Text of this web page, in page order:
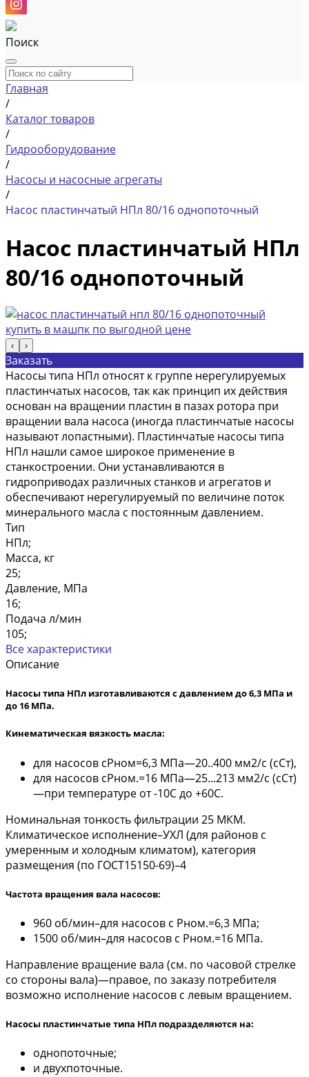
Поиск
Главная
/
Каталог товаров
/
Гидрооборудование
/
Насосы и насосные агрегаты
/
Насос пластинчатый НПл 80/16 однопоточный
Насос пластинчатый НПл
80/16 однопоточный
‹ ›
Заказать
Насосы типа НПл относят к группе нерегулируемых
пластинчатых насосов, так как принцип их действия
основан на вращении пластин в пазах ротора при
вращении вала насоса (иногда пластинчатые насосы
называют лопастными). Пластинчатые насосы типа
НПл нашли самое широкое применение в
станкостроении. Они устанавливаются в
гидроприводах различных станков и агрегатов и
обеспечивают нерегулируемый по величине поток
минерального масла с постоянным давлением.
Тип
НПл;
Масса, кг
25;
Давление, МПа
16;
Подача л/мин
105;
Все характеристики
Описание
Насосы типа НПл изготавливаются с давлением до 6,3 МПа и
до 16 МПа.
Кинематическая вязкость масла:
для насосов сРном=6,3 МПа—20..400 мм2/с (сСт),
для насосов сРном.=16 МПа—25...213 мм2/с (сСт)
—при температуре от -10С до +60С.
Номинальная тонкость фильтрации 25 МКМ.
Климатическое исполнение–УХЛ (для районов с
умеренным и холодным климатом), категория
размещения (по ГОСТ15150-69)–4
Частота вращения вала насосов:
960 об/мин–для насосов с Рном.=6,3 МПа;
1500 об/мин–для насосов с Рном.=16 МПа.
Направление вращение вала (см. по часовой стрелке
со стороны вала)—правое, по заказу потребителя
возможно исполнение насосов с левым вращением.
Насосы пластинчатые типа НПл подразделяются на:
однопоточные;
и двухпоточные.